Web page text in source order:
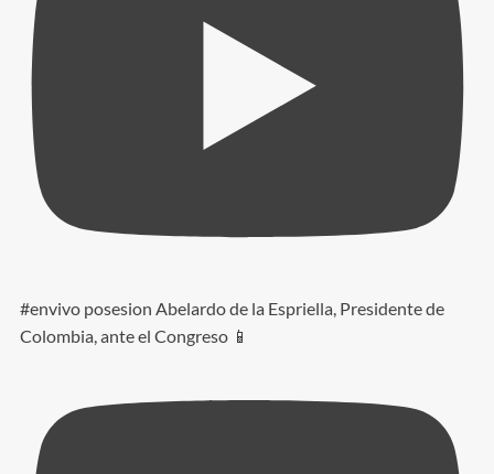
#envivo posesion Abelardo de la Espriella, Presidente de
Colombia, ante el Congreso 📱